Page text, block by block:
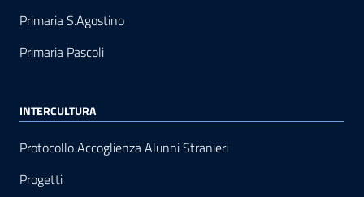
Primaria S.Agostino
Primaria Pascoli
INTERCULTURA
Protocollo Accoglienza Alunni Stranieri
Progetti